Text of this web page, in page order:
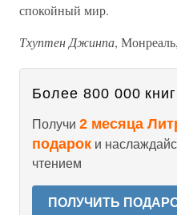
спокойный мир.
Тхуптен Джинпа,
Более 800 000
Получи 2 месяца
подарок и
чтением
ПОЛУЧИТЬ